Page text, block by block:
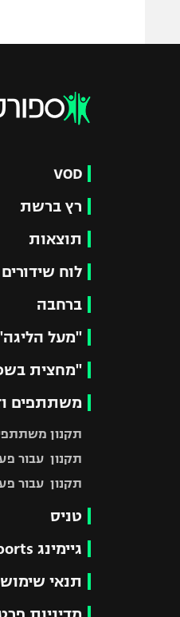
VOD
רץ ברשת
תוצאות
לוח שידורים
ברחבה
"מעל
"מחצית
משתתפים
תקנון
תקנון עבור
תקנון עבור פעילות
טניס
גיימינג E-Sports
תנאי שימוש